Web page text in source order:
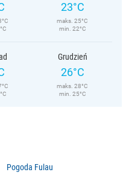
23°C
maks. 25°C
min. 22°C
Grudzień
26°C
maks. 28°C
min. 25°C
Pogoda Fulau